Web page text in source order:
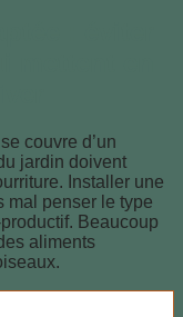
couvre d’un
jardin doivent
Installer une
mal penser le type
Beaucoup
aliments